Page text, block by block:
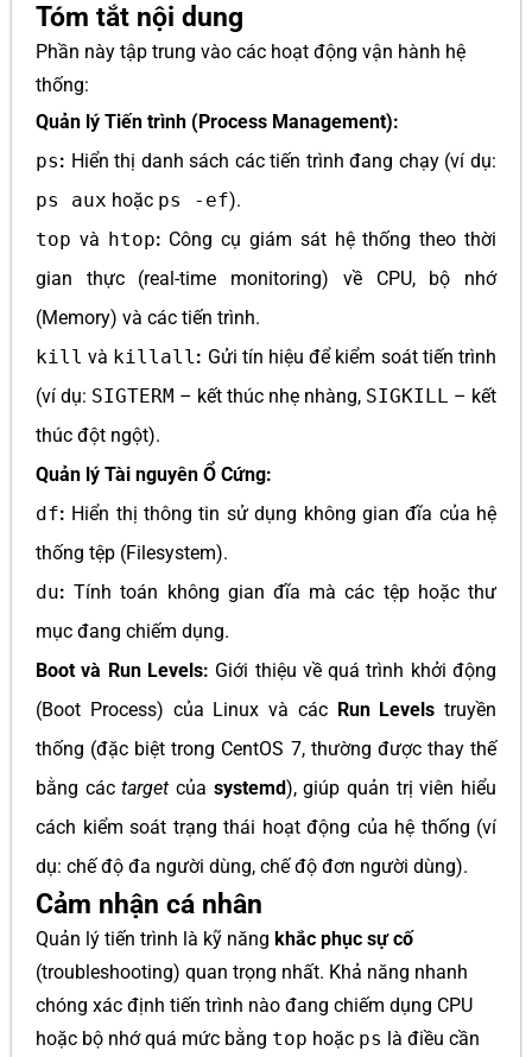
Tóm tắt nội dung
Phần này tập trung vào các hoạt động vận hành hệ
thống:
Quản lý Tiến trình (Process Management):
ps: Hiển thị danh sách các tiến trình đang chạy (ví dụ:
ps aux hoặc ps -ef).
top và htop: Công cụ giám sát hệ thống theo thời
gian thực (real-time monitoring) về CPU, bộ nhớ
(Memory) và các tiến trình.
kill và killall: Gửi tín hiệu để kiểm soát tiến trình
(ví dụ: SIGTERM – kết thúc nhẹ nhàng, SIGKILL – kết
thúc đột ngột).
Quản lý Tài nguyên Ổ Cứng:
df: Hiển thị thông tin sử dụng không gian đĩa của hệ
thống tệp (Filesystem).
du: Tính toán không gian đĩa mà các tệp hoặc thư
mục đang chiếm dụng.
Boot và Run Levels: Giới thiệu về quá trình khởi động
(Boot Process) của Linux và các Run Levels truyền
thống (đặc biệt trong CentOS 7, thường được thay thế
bằng cáctarget của systemd), giúp quản trị viên hiểu
cách kiểm soát trạng thái hoạt động của hệ thống (ví
dụ: chế độ đa người dùng, chế độ đơn người dùng).
Cảm nhận cá nhân
Quản lý tiến trình là kỹ năng khắc phục sự cố
(troubleshooting) quan trọng nhất. Khả năng nhanh
chóng xác định tiến trình nào đang chiếm dụng CPU
hoặc bộ nhớ quá mức bằng top hoặc ps là điều cần